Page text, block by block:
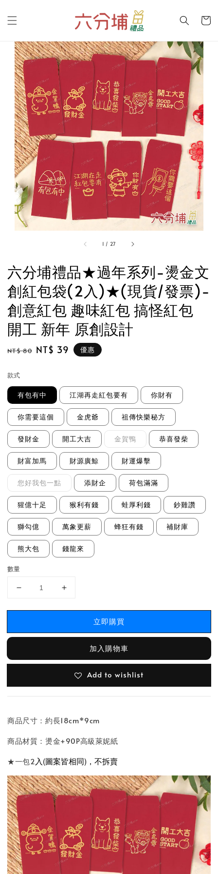
1 / 27
六分埔禮品★過年系列-燙金文
創紅包袋(2入)★(現貨/發票)-
創意紅包 趣味紅包 搞怪紅包
開工 新年 原創設計
Regular
NT$ 80 Sale
NT$ 39 優惠
款式
有包有中 江湖再走紅包要有 你財有
你需要這個 金虎爺 祖傳快樂秘方
發財金 開工大吉 金賀鴨 恭喜發柴
財富加馬 財源廣鯨 財運爆擊
您好我包一點 添財企 荷包滿滿
猩億十足 猴利有錢 蛙厚利錢 鈔雞讚
獅勾億 萬象更薪 蜂狂有錢 補財庫
熊大包 錢龍來
數量
立即購買
加入購物車
Add to wishlist
商品尺寸：約長18cm*9cm
商品材質：燙金+90P高級萊妮紙
★一包2入(圖案皆相同)，不拆賣